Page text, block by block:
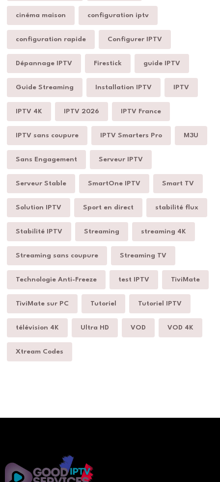
cinéma maison configuration iptv
configuration rapide Configurer IPTV
Dépannage IPTV Firestick guide IPTV
Guide Streaming Installation IPTV IPTV
IPTV 4K IPTV 2026 IPTV France
IPTV sans coupure IPTV Smarters Pro M3U
Sans Engagement Serveur IPTV
Serveur Stable SmartOne IPTV Smart TV
Solution IPTV Sport en direct stabilité flux
Stabilité IPTV Streaming streaming 4K
Streaming sans coupure Streaming TV
Technologie Anti-Freeze test IPTV TiviMate
TiviMate sur PC Tutoriel Tutoriel IPTV
télévision 4K Ultra HD VOD VOD 4K
Xtream Codes